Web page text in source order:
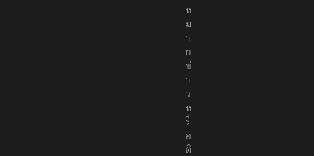
ห
ม
า
ย
ข่
า
ว
ห
รื
อ
ติ